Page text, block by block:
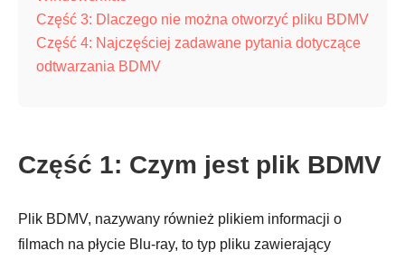
Część 3: Dlaczego nie można otworzyć pliku BDMV
Część 4: Najczęściej zadawane pytania dotyczące
odtwarzania BDMV
Część 1: Czym jest plik BDMV
Plik BDMV, nazywany również plikiem informacji o
filmach na płycie Blu-ray, to typ pliku zawierający